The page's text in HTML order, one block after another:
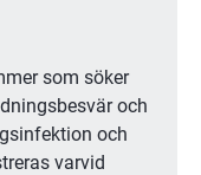
som söker
och
och
varvid